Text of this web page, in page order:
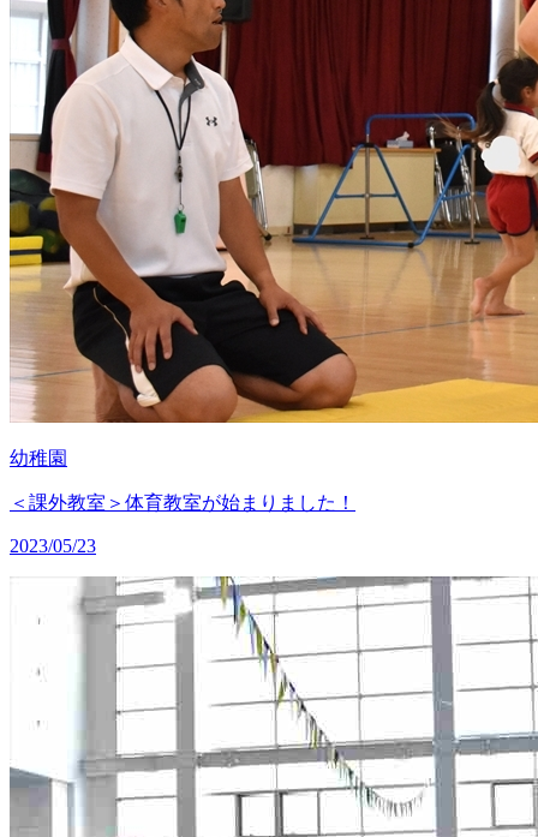
幼稚園
＜課外教室＞体育教室が始まりました！
2023/05/23